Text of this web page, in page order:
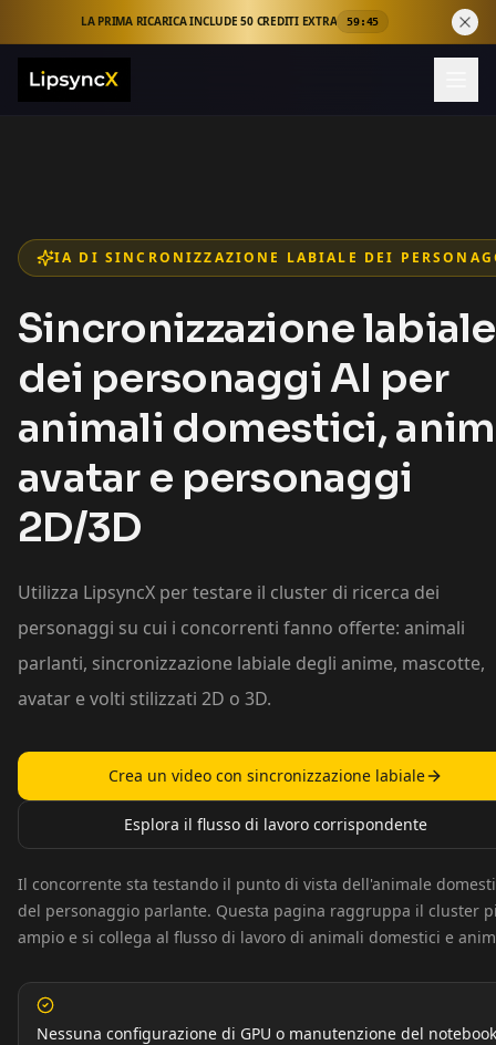
LA PRIMA RICARICA INCLUDE 50 CREDITI EXTRA 59:43
IA DI SINCRONIZZAZIONE LABIALE DEI
Sincronizzazione labiale
dei personaggi AI per
animali domestici,
avatar e personaggi
2D/3D
Utilizza LipsyncX per testare il cluster di ricerca dei
personaggi su cui i concorrenti fanno offerte: animali
parlanti, sincronizzazione labiale degli anime, mascotte,
avatar e volti stilizzati 2D o 3D.
Crea un video con sincronizzazione labiale
Esplora il flusso di lavoro corrispondente
Il concorrente sta testando il punto di vista dell'animale
del personaggio parlante. Questa pagina raggruppa il cluster
ampio e si collega al flusso di lavoro di animali domestici e
Nessuna configurazione di GPU o manutenzione del notebook